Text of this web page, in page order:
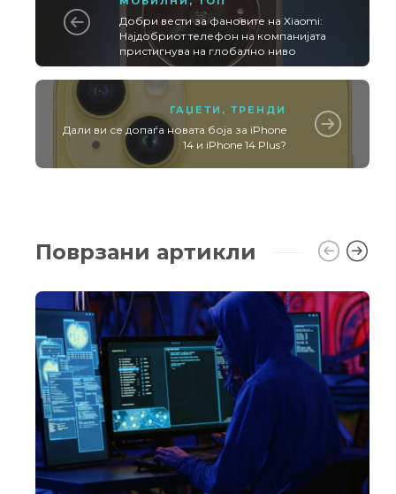
Добри вести за фановите на Xiaomi:
Најдобриот телефон на компанијата
пристигнува на глобално ниво
ГАЏЕТИ , ТРЕНДИ
Дали ви се допаѓа новата боја за iPhone
14 и iPhone 14 Plus?
Поврзани артикли